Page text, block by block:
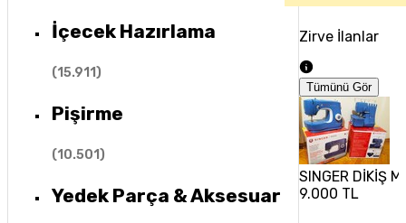
İçecek Hazırlama
(15.911)
Pişirme
(10.501)
Yedek Parça & Aksesuar
Zirve İlanlar
Tümünü Gör
SINGER DİKİŞ
9.000 TL